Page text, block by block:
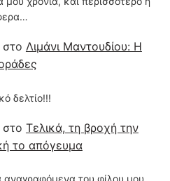
στο Λιμάνι Μαντουδίου: Η
δελτίο!!!
στο Τελικά, τη βροχή την
το απόγευμα